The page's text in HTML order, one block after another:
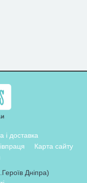
і доставка
Карта сайту
Дніпра)